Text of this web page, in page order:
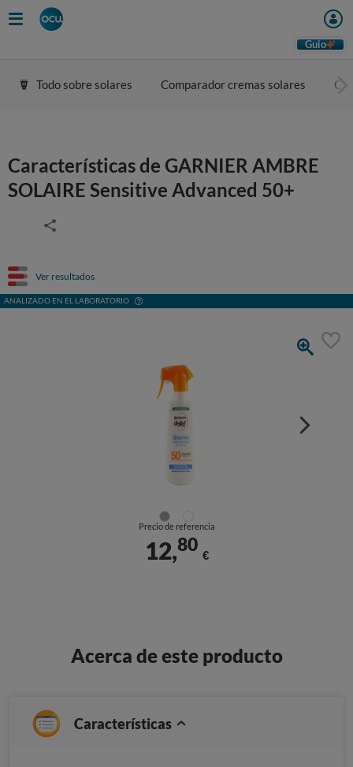
Guio
Todo sobre solares Comparador cremas solares
Características de GARNIER AMBRE
SOLAIRE Sensitive Advanced 50+
Ver resultados
ANALIZADO EN EL LABORATORIO
Precio de referencia
12,80
€
Acerca de este producto
Características